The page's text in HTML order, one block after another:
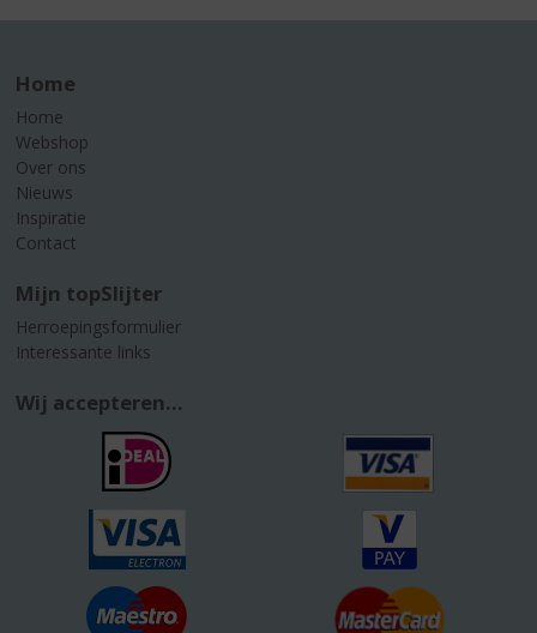
Home
Home
Webshop
Over ons
Nieuws
Inspiratie
Contact
Mijn topSlijter
Herroepingsformulier
Interessante links
Wij accepteren...